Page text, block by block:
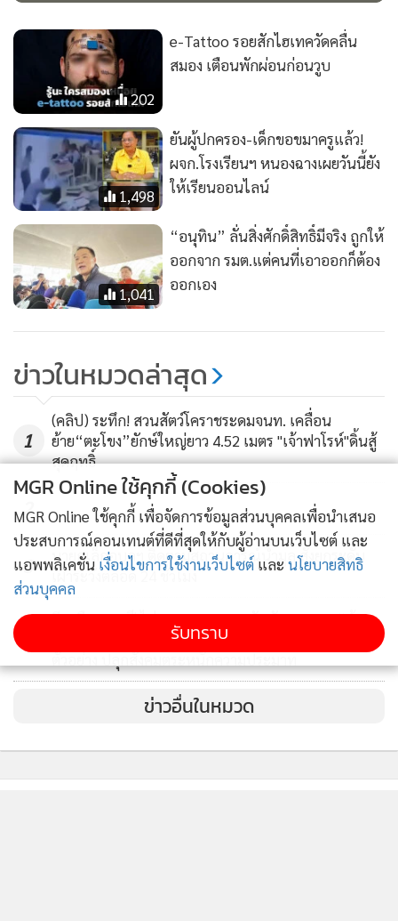
202
e-Tattoo รอยสักไฮเทควัดคลื่น
สมอง เตือนพักผ่อนก่อนวูบ
1,498
ยันผู้ปกครอง-เด็กขอขมาครูแล้ว!
ผจก.โรงเรียนฯ หนองฉางเผยวันนี้ยัง
ให้เรียนออนไลน์
1,041
“อนุทิน” ลั่นสิ่งศักดิ์สิทธิ์มีจริง ถูกให้
ออกจาก รมต.แต่คนที่เอาออกก็ต้อง
ออกเอง
ข่าวในหมวดล่าสุด
1
(คลิป) ระทึก! สวนสัตว์โคราชระดมจนท. เคลื่อน
ย้าย“ตะโขง”ยักษ์ใหญ่ยาว 4.52 เมตร "เจ้าฟาโรห์"ดิ้นสู้
สุดฤทธิ์
2
3
นายกเล็กอุบลฯ ติดตามสถานการณ์น้ำมูล สั่งยกระดับ
เฝ้าระวังตลอด 24 ชั่วโมง
ฎีกายืนคุก 2 ปี ไม่รอลงอาญา! คนขับบัส มข. ชน “น้อง
อาย” นศ.แพทย์ดับ แม่ขออโหสิกรรม หวังเป็นคดี
ตัวอย่าง ปลุกสังคมตระหนักความประมาท
ข่าวอื่นในหมวด
MGR Online ใช้คุกกี้ (Cookies)
MGR Online ใช้คุกกี้ เพื่อจัดการข้อมูลส่วนบุคคลเพื่อนำเสนอ
ประสบการณ์คอนเทนต์ที่ดีที่สุดให้กับผู้อ่านบนเว็บไซต์ และ
แอพพลิเคชั่น เงื่อนไขการใช้งานเว็บไซต์ และ นโยบายสิทธิ
ส่วนบุคคล
รับทราบ